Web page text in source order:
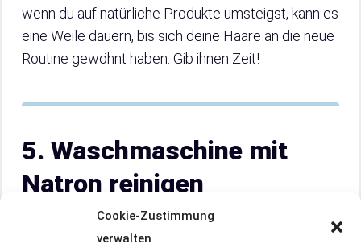
Cookie-Zustimmung
verwalten
wenn du auf natürliche Produkte umsteigst, kann es
eine Weile dauern, bis sich deine Haare an die neue
Routine gewöhnt haben. Gib ihnen Zeit!
5. Waschmaschine mit
Natron reinigen